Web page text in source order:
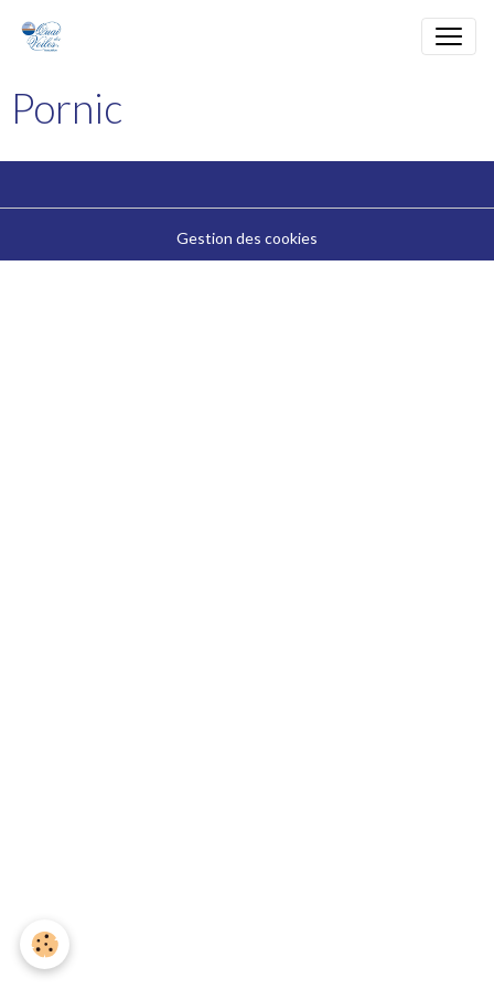
Pornic
Gestion des cookies